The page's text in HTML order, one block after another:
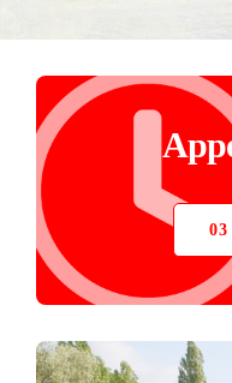
VERRIÈRE
PIÈCES DÉTACHÉES
03